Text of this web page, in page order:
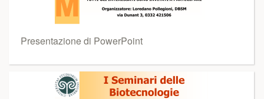
Presentazione di PowerPoint